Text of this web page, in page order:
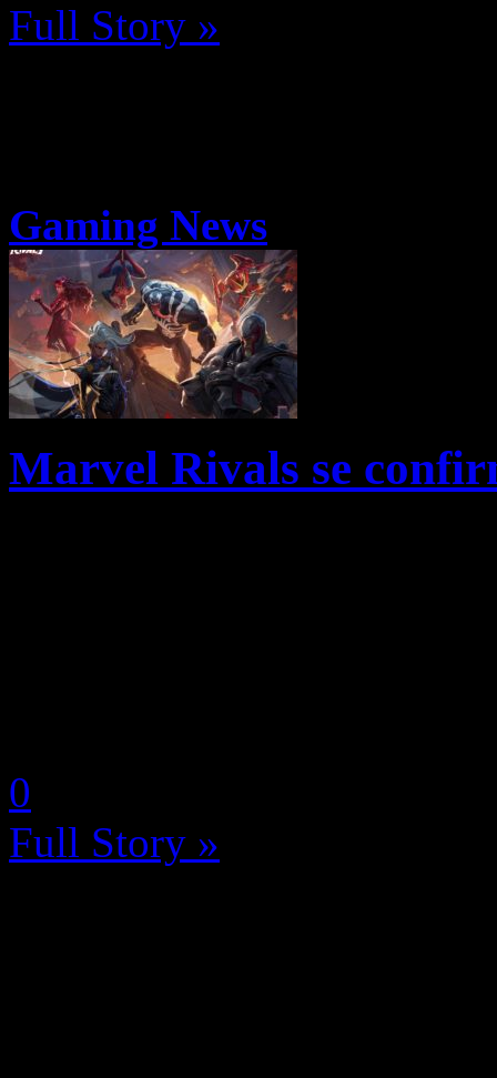
Full Story »
Gaming News
Marvel Rivals se
0
Full Story »